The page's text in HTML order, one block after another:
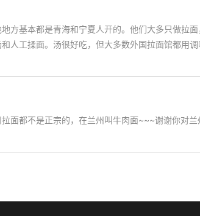
方基本都是青海和宁夏人开的。他们大多只做拉
人工揉面。汤很好吃，但大多数外国拉面馆都用
面都不是正宗的，在兰州叫牛肉面~~~谢谢你对